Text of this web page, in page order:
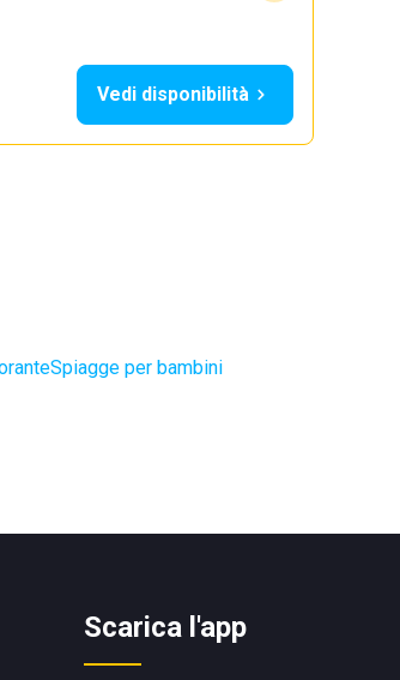
Vedi disponibilità
Spiagge per bambini
Scarica l'app